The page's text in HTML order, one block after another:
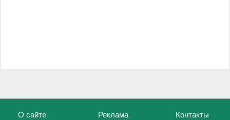
О сайте Реклама Контакты